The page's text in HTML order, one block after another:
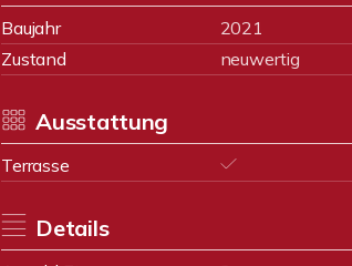
Baujahr 2021
Zustand
neuwertig
Ausstattung
Terrasse
Details